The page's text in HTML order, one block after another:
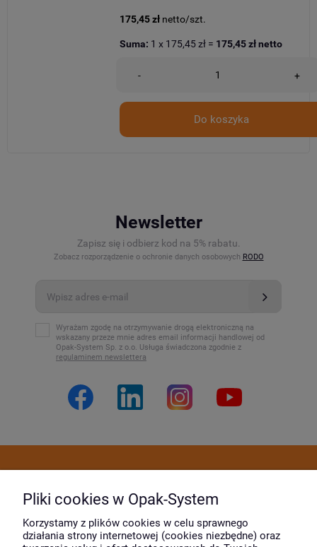
175,45 zł netto/szt.
- +
Do koszyka
Suma: 1 x 175,45 zł = 175,45 złnetto
Newsletter
Zapisz się i odbierz kod na 5% rabatu.
Zobacz rozporządzenie o ochronie danych osobowych RODO
Wyrażam zgodę na otrzymywanie drogą elektroniczną na
wskazany przeze mnie adres email informacji handlowej od
Opak-System Sp. z o.o. Usługa świadczona zgodnie z
regulaminem newslettera
Moje konto
Pliki cookies w Opak-System
Korzystamy z plików cookies w celu sprawnego
działania strony internetowej (cookies niezbędne) oraz